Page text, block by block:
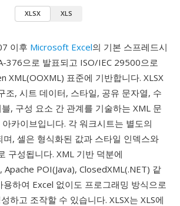
XLSX XLS
이후 Microsoft Excel의 기본 스프레드시
376으로 발표되고 ISO/IEC 29500으로
XML(OOXML) 표준에 기반합니다. XLSX
조, 시트 데이터, 스타일, 공유 문자열, 수
, 구성 요소 간 관계를 기술하는 XML 문
카이브입니다. 각 워크시트는 별도의
며, 셀은 형식화된 값과 스타일 인덱스와
구성됩니다. XML 기반 덕분에
POI(Java), ClosedXML(.NET) 같
하여 Excel 없이도 프로그래밍 방식으로
하고 조작할 수 있습니다. XLSX는 XLS에